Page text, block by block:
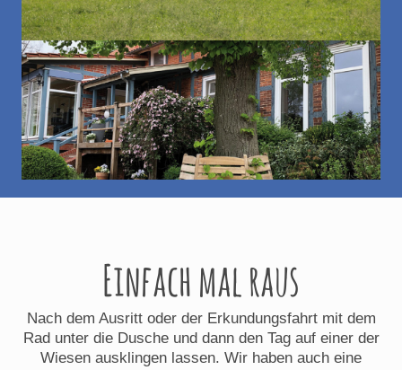
Einfach mal raus
Nach dem Ausritt oder der Erkundungsfahrt mit dem
Rad unter die Dusche und dann den Tag auf einer der
Wiesen ausklingen lassen. Wir haben auch eine